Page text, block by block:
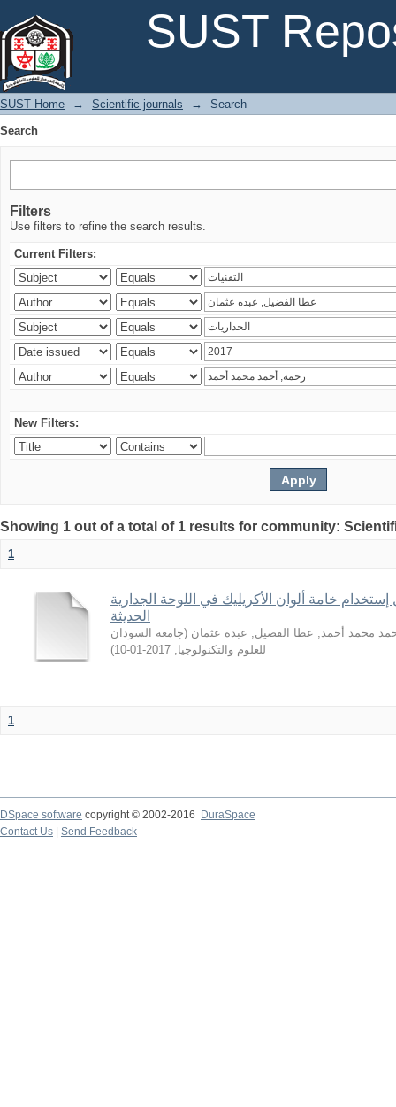
SUST
SUST Home → Scientific journals →
Search
Search
Filters
Use filters to refine the search results.
Current Filters:
New Filters:
Showing 1 out of a total of 1 results for community:
1
خامة ألوان الأكريليك في اللوحة الجدارية
الحديثة
محمد أحمد; عطا الفضيل, عبده عثمان (جامعة السودان
للعلوم والتكنولوجيا,
2017-01-10
)
1
DSpace software copyright © 2002-2016
DuraSpace
Contact Us
Send Feedback